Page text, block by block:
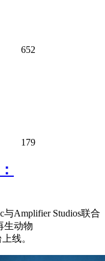
652
179
与Amplifier Studios联合
生动物
线。